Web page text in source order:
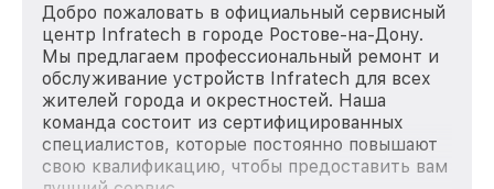
Добро пожаловать в официальный сервисный
центр Infratech в городе Ростове-на-Дону.
Мы предлагаем профессиональный ремонт и
обслуживание устройств Infratech для всех
жителей города и окрестностей. Наша
команда состоит из сертифицированных
специалистов, которые постоянно повышают
свою квалификацию, чтобы предоставить вам